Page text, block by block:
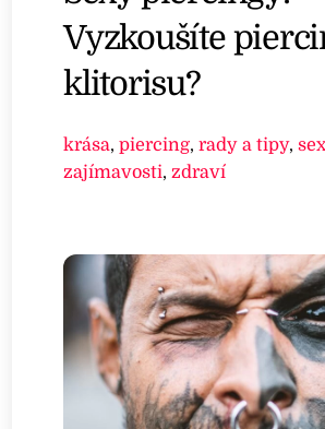
Vyzkoušíte
klitorisu?
krása,piercing,rady a tipy,sex
zajímavosti,zdraví